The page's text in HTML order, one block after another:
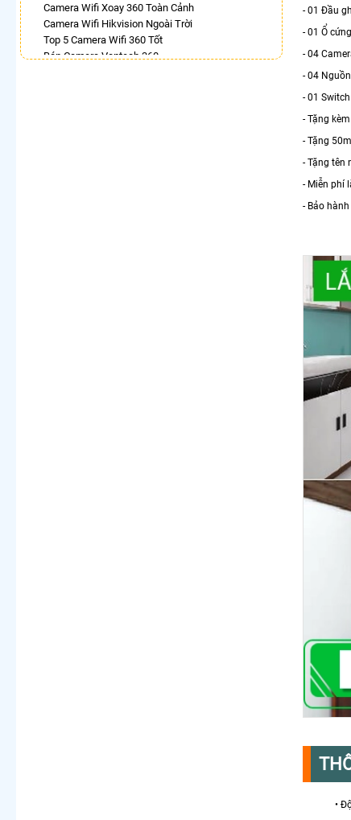
Camera Wifi Xoay 360 Toàn Cảnh
Camera Wifi Hikvision Ngoài Trời
Top 5 Camera Wifi 360 Tốt
Bán Camera Vantech 360
- 01 Đầu
- 01 Ổ
- 04
- 04
- 01
- Tặng
- Tặng
- Tặng tên
- Miễn phí
- Bảo
•